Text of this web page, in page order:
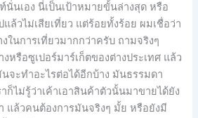
เอง นี่เป็นเป้าหมายขั้นล่างสุด หรือ
ล้วไม่เสียเที่ยว แต่ร้อยทั้งร้อย ผมเชื่อว่า
ในการเที่ยวมากกว่าครับ ถามจริงๆ
หรือซูเปอร์มาร์เก็ตของต่างประเทศ แล้ว
จะทำอะไรต่อได้อีกบ้าง มันธรรมดา
ก็ไม่รู้ว่าเค้าเอาสินค้าตัวนั้นมาขายได้ยัง
แล้วคนต้องการมันจริงๆ มั้ย หรือยังมี